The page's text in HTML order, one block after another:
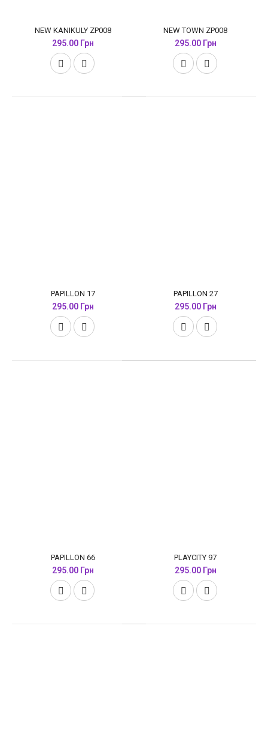
NEW KANIKULY ZP008
295.00 Грн
NEW TOWN ZP008
295.00 Грн
PAPILLON 17
295.00 Грн
PAPILLON 27
295.00 Грн
PAPILLON 66
295.00 Грн
PLAYCITY 97
295.00 Грн